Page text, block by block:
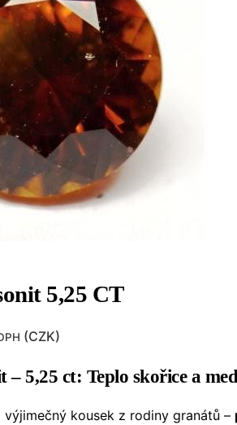
5,25 CT
(CZK)
– 5,25 ct: Teplo skořice a
výjimečný kousek z rodiny granátů –